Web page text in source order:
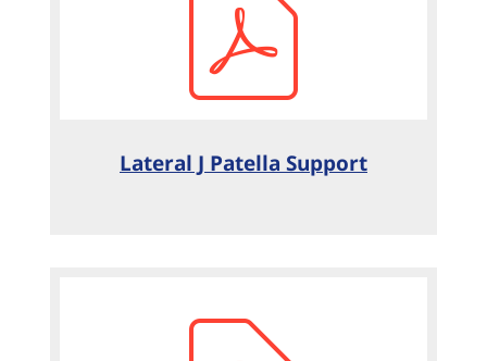
Lateral J Patella Support